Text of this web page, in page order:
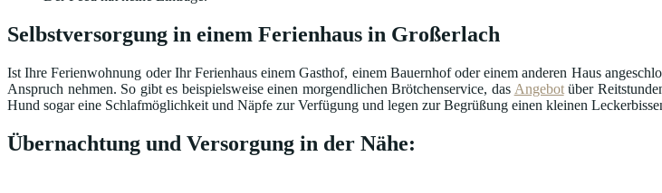
Selbstversorgung in einem Ferienhaus in Großerlach
Ist Ihre Ferienwohnung oder Ihr Ferienhaus einem Gasthof, einem Bauernhof oder einem anderen Haus
Anspruch nehmen. So gibt es beispielsweise einen morgendlichen Brötchenservice, das Angebotüber
Hund sogar eine Schlafmöglichkeit und Näpfe zur Verfügung und legen zur Begrüßung einen kleinen
Übernachtung und Versorgung in der Nähe: